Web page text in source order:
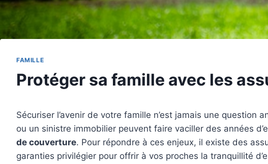
FAMILLE
Protéger sa famille avec les
Sécuriser l’avenir de votre famille n’est jamais une
ou un sinistre immobilier peuvent faire vaciller des années
de couverture. Pour répondre à ces enjeux, il existe des
garanties privilégier pour offrir à vos proches la tranquillité